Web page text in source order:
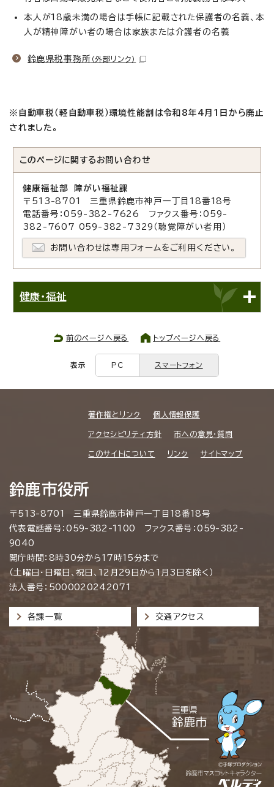
本人が18歳未満の場合は手帳に記載された保護者の名義、本
人が精神障がい者の場合は家族または介護者の名義
鈴鹿県税事務所 （外部リンク）
※自動車税（軽自動車税）環境性能割は令和8年4月1日から廃止
されました。
このページに関する お問い合わせ
健康福祉部 障がい福祉課
〒513-8701 三重県鈴鹿市神戸一丁目18番18号
電話番号：059-382-7626 ファクス番号：059-
382-7607 059-382-7329（聴覚障がい者用）
お問い合わせは専用フォームをご利用ください。
健康・福祉
前のページへ戻る トップページへ戻る
表示 PC スマートフォン
著作権とリンク 個人情報保護
アクセシビリティ方針 市への意見・質問
このサイトについて リンク サイトマップ
鈴鹿市役所
〒513-8701 三重県鈴鹿市神戸一丁目18番18号
代表電話番号：059-382-1100 ファクス番号：059-382-
9040
開庁時間：8時30分から17時15分まで
（土曜日・日曜日、祝日、12月29日から1月3日を除く）
法人番号：5000020242071
各課一覧 交通アクセス